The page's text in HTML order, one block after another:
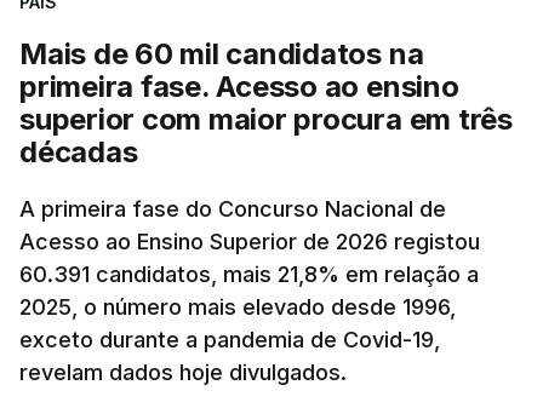
posto de abastecimento, a marca e a localização.
A atualização do desconto do Imposto sobre os
Produtos Petrolíferos (ISP) também poderá
O Governo comprometeu-se a aplicar uma redução
extraordinária e temporária no ISP, sempre que se
verifique um aumento do preço dos combustíveis
superior a 10 cêntimos, para mitigar a escalada de
preços.
Mais de 60 mil candidatos na
primeira fase. Acesso ao ensino
superior com maior procura em três
décadas
A primeira fase do Concurso Nacional de
Acesso ao Ensino Superior de 2026 registou
60.391 candidatos, mais 21,8% em relação a
2025, o número mais elevado desde 1996,
exceto durante a pandemia de Covid-19,
revelam dados hoje divulgados.